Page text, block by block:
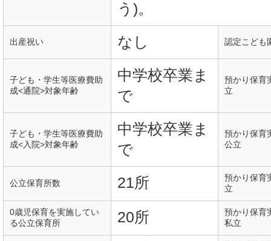
う)。
出産祝い なし 認定こども
子ども・学生等医療費助
成<通院>対象年齢
中学校卒業ま
で
預かり保育
立
子ども・学生等医療費助
成<入院>対象年齢
中学校卒業ま
で
預かり保育
公立
公立保育所数 21所
預かり保育
立
0歳児保育を実施してい
る公立保育所
20所
預かり保育
私立